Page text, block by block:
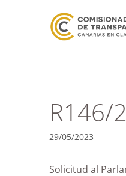
R146/
29/05/2023
Solicitud al